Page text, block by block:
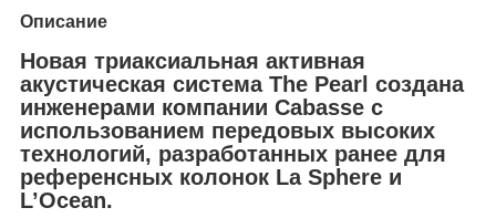
Описание
Новая триаксиальная активная
акустическая система The Pearl создана
инженерами компании Cabasse с
использованием передовых высоких
технологий, разработанных ранее для
референсных колонок La Sphere и
L’Ocean.